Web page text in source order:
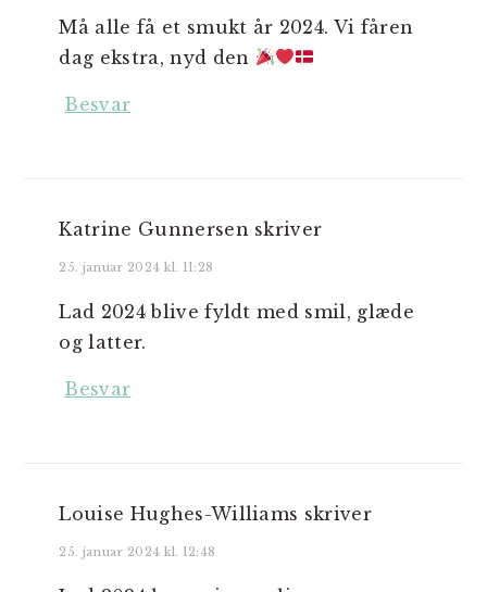
Må alle få et smukt år 2024. Vi fåren
dag ekstra, nyd den
Besvar
Katrine Gunnersen skriver
25. januar 2024 kl. 11:28
Lad 2024 blive fyldt med smil, glæde
og latter.
Besvar
Louise Hughes-Williams skriver
25. januar 2024 kl. 12:48